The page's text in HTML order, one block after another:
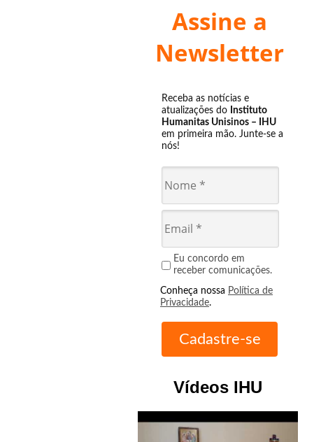
Assine a
Newsletter
Receba as notícias e
atualizações do Instituto
Humanitas Unisinos – IHU
em primeira mão. Junte-se a
nós!
Eu concordo em
receber comunicações.
Conheça nossa Política de
Privacidade.
Vídeos IHU